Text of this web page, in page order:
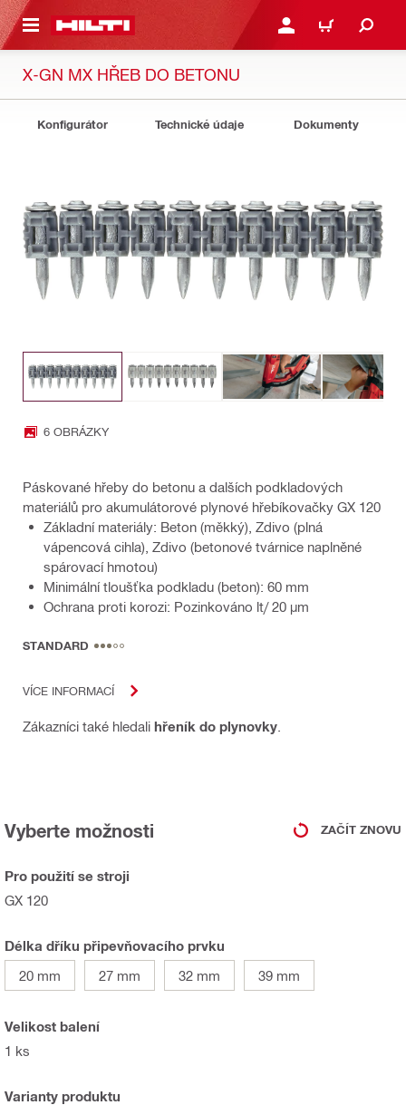
HLAVNÍ OBSAH PŘIHLÁSIT NEBO
KOŠÍK
X-GN MX HŘEB DO BETONU
Konfigurátor Technické údaje Dokumenty
6 OBRÁZKY
Páskované hřeby do betonu a dalších podkladových
materiálů pro akumulátorové plynové hřebíkovačky GX 120
Základní materiály: Beton (měkký), Zdivo (plná
vápencová cihla), Zdivo (betonové tvárnice naplněné
spárovací hmotou)
Minimální tloušťka podkladu (beton): 60 mm
Ochrana proti korozi: Pozinkováno lt/ 20 µm
STANDARD
VÍCE INFORMACÍ
Zákazníci také hledali hřeník do plynovky
Vyberte možnosti ZAČÍT ZNOVU
Pro použití se stroji
GX 120
Délka dříku připevňovacího prvku
20 mm
27 mm 32 mm 39 mm
Velikost balení
1 ks
Varianty produktu